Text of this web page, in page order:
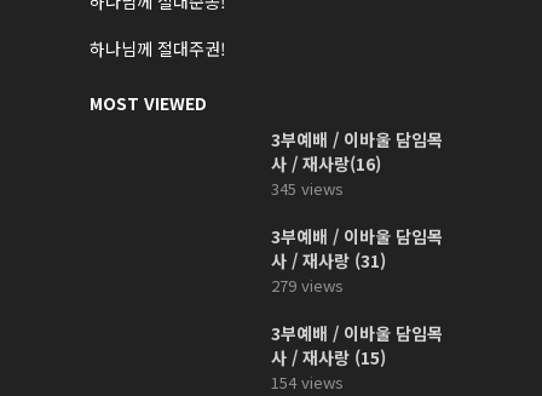
하나님께 절대주권!
MOST VIEWED
3부예배 / 이바울 담임목
사 / 재사랑(16)
345 views
3부예배 / 이바울 담임목
사 / 재사랑 (31)
279 views
3부예배 / 이바울 담임목
사 / 재사랑 (15)
154 views